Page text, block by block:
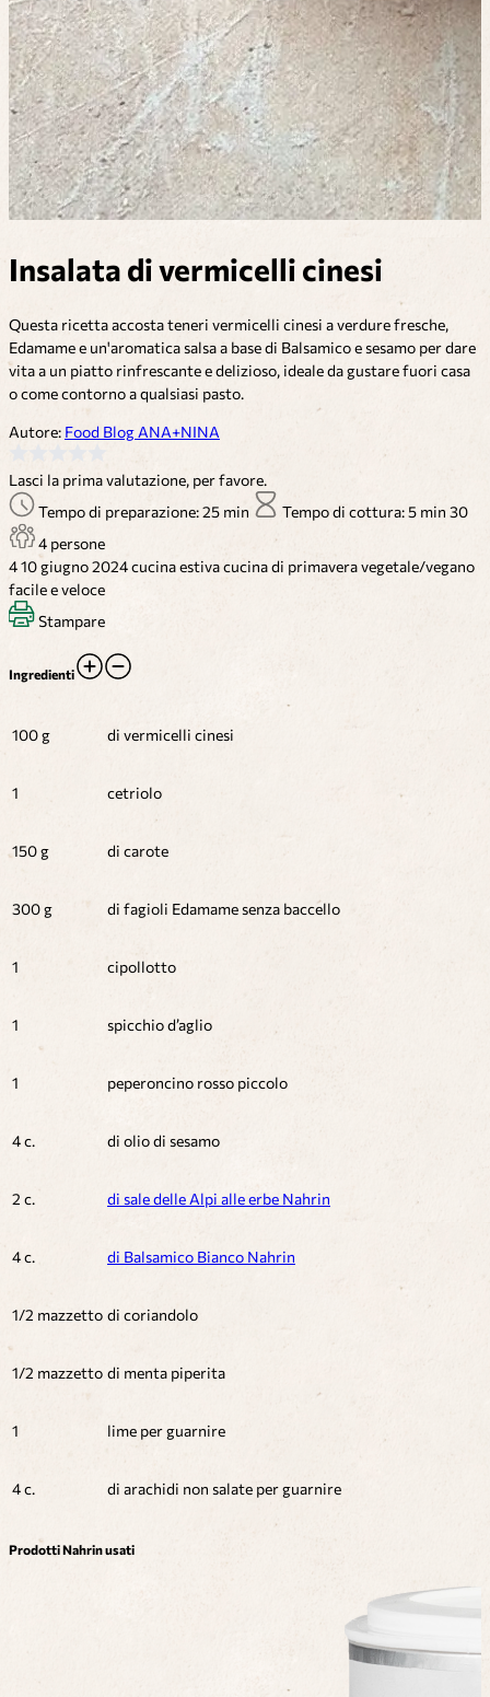
Insalata di vermicelli cinesi
Questa ricetta accosta teneri vermicelli cinesi a verdure fresche,
Edamame e un'aromatica salsa a base di Balsamico e sesamo per dare
vita a un piatto rinfrescante e delizioso, ideale da gustare fuori casa
o come contorno a qualsiasi pasto.
Autore: Food Blog ANA+NINA
Lasci la prima valutazione, per favore.
Tempo di preparazione: 25 min
Tempo di cottura: 5 min 30
4 persone
410 giugno 2024cucina estivacucina di primaveravegetale/vegano
facile e veloce
Stampare
Ingredienti
100 g di vermicelli cinesi
1 cetriolo
150 g di carote
300 g di fagioli Edamame senza baccello
1 cipollotto
1 spicchio d’aglio
1 peperoncino rosso piccolo
4 c. di olio di sesamo
2 c. di sale delle Alpi alle erbe Nahrin
4 c. di Balsamico Bianco Nahrin
1/2 mazzetto di coriandolo
1/2 mazzetto di menta piperita
1 lime per guarnire
4 c. di arachidi non salate per guarnire
Prodotti Nahrin usati